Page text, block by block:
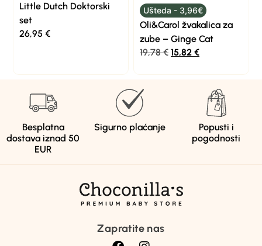
Little Dutch Doktorski
set
26,95€
Ušteda - 3,96€
Oli&Carol žvakalica za
zube – Ginge Cat
19,78€ 15,82 €
Besplatna
dostava iznad 50
EUR
Sigurno plaćanje
Popusti i
pogodnosti
Zapratite nas